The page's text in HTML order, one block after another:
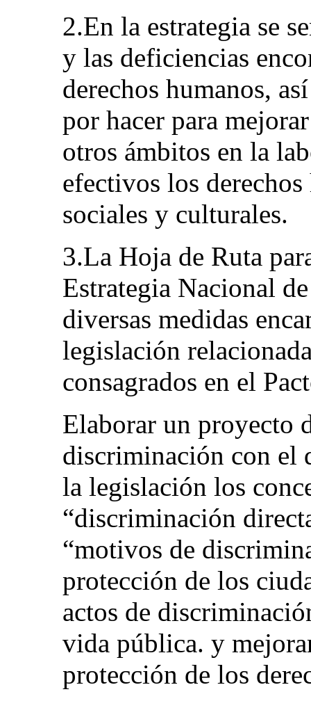
2.En la estrategia se
y las deficiencias
derechos humanos,
por hacer para
otros ámbitos en la
efectivos los
sociales y culturales.
3.La Hoja de Ruta
Estrategia Nacional
diversas medidas
legislación
consagrados en el
Elaborar un proyecto
discriminación con el
la legislación los
“discriminación
“motivos de
protección de los
actos de
vida pública. y
protección de los